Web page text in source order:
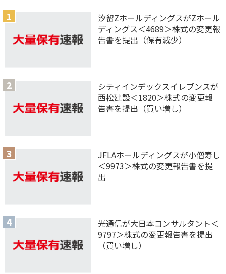
汐留ZホールディングスがZホール
ディングス＜4689＞株式の変更報
告書を提出（保有減少）
シティインデックスイレブンスが
西松建設＜1820＞株式の変更報
告書を提出（買い増し）
JFLAホールディングスが小僧寿し
＜9973＞株式の変更報告書を提
出
光通信が大日本コンサルタント＜
9797＞株式の変更報告書を提出
（買い増し）